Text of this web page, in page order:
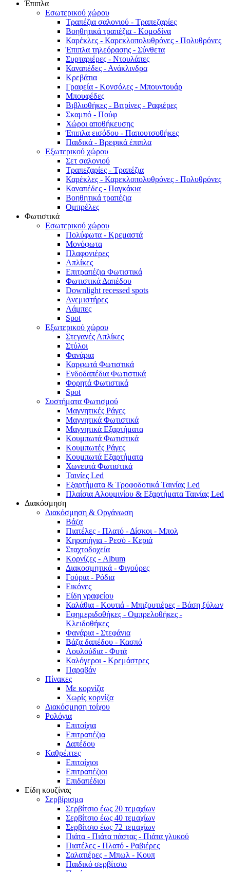
Έπιπλα
Εσωτερικού χώρου
Τραπέζια σαλονιού - Τραπεζαρίες
Βοηθητικά τραπέζια - Κομοδίνα
Καρέκλες - Καρεκλοπολυθρόνες - Πολυθρόνες
Έπιπλα τηλεόρασης - Σύνθετα
Συρταριέρες - Ντουλάπες
Καναπέδες - Ανάκλινδρα
Κρεβάτια
Γραφεία - Κονσόλες - Μπουντουάρ
Μπουφέδες
Βιβλιοθήκες - Βιτρίνες - Ραφιέρες
Σκαμπό - Πούφ
Χώροι αποθήκευσης
Έπιπλα εισόδου - Παπουτσοθήκες
Παιδικά - Βρεφικά έπιπλα
Εξωτερικού χώρου
Σετ σαλονιού
Τραπεζαρίες - Τραπέζια
Καρέκλες - Καρεκλοπολυθρόνες - Πολυθρόνες
Καναπέδες - Παγκάκια
Βοηθητικά τραπέζια
Ομπρέλες
Φωτιστικά
Εσωτερικού χώρου
Πολύφωτα - Κρεμαστά
Μονόφωτα
Πλαφονιέρες
Απλίκες
Επιτραπέζια Φωτιστικά
Φωτιστικά Δαπέδου
Downlight recessed spots
Ανεμιστήρες
Λάμπες
Spot
Εξωτερικού χώρου
Στεγανές Απλίκες
Στύλοι
Φανάρια
Καρφωτά Φωτιστικά
Ενδοδαπέδια Φωτιστικά
Φορητά Φωτιστικά
Spot
Συστήματα Φωτισμού
Μαγνητικές Ράγες
Μαγνητικά Φωτιστικά
Μαγνητικά Εξαρτήματα
Κουμπωτά Φωτιστικά
Κουμπωτές Ράγες
Κουμπωτά Εξαρτήματα
Χωνευτά Φωτιστικά
Ταινίες Led
Εξαρτήματα & Τροφοδοτικά Ταινίας Led
Πλαίσια Αλουμινίου & Εξαρτήματα Ταινίας Led
Διακόσμηση
Διακόσμηση & Οργάνωση
Βάζα
Πιατέλες - Πλατό - Δíσκοι - Μπολ
Κηροπήγια - Ρεσό - Κεριά
Σταχτοδοχεία
Κορνίζες - Album
Διακοσμητικά - Φιγούρες
Γούρια - Ρόδια
Εικόνες
Είδη γραφείου
Καλάθια - Κουτιά - Μπιζουτιέρες - Βάση ξύλων
Εφημεριδοθήκες - Ομπρελοθήκες -
Κλειδοθήκες
Φανάρια - Στεφάνια
Βάζα δαπέδου - Κασπό
Λουλούδια - Φυτά
Καλόγεροι - Κρεμάστρες
Παραβάν
Πίνακες
Με κορνίζα
Χωρίς κορνίζα
Διακόσμηση τοίχου
Ρολόγια
Επιτοίχια
Επιτραπέζια
Δαπέδου
Καθρέπτες
Επιτοίχιοι
Επιτραπέζιοι
Επιδαπέδιοι
Είδη κουζίνας
Σερβίρισμα
Σερβίτσιο έως 20 τεμαχίων
Σερβίτσιο έως 40 τεμαχίων
Σερβίτσιο έως 72 τεμαχίων
Πιάτα - Πιάτα πάστας - Πιάτα γλυκού
Πιατέλες - Πλατό - Ραβιέρες
Σαλατιέρες - Μπωλ - Κουπ
Παιδικό σερβίτσιο